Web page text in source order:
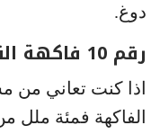
دوغ.
رقم 10 فاكهة النجمة
اذا كنت تعاني من
الفاكهة فمئة ملل